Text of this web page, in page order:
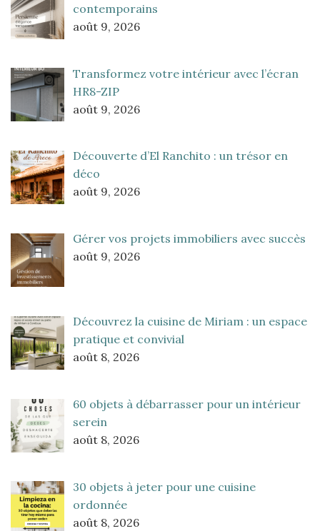
contemporains
août 9, 2026
Transformez votre intérieur avec l’écran
HR8-ZIP
août 9, 2026
Découverte d’El Ranchito : un trésor en
déco
août 9, 2026
Gérer vos projets immobiliers avec succès
août 9, 2026
Découvrez la cuisine de Miriam : un espace
pratique et convivial
août 8, 2026
60 objets à débarrasser pour un intérieur
serein
août 8, 2026
30 objets à jeter pour une cuisine
ordonnée
août 8, 2026